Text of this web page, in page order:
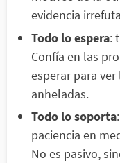
evidencia
Todo lo espera:
Confía en las
esperar para
anheladas.
Todo lo soporta
paciencia en
No es pasivo,